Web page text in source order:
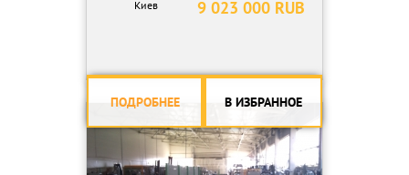
Электропитание: 3 фазы, 380 В, 50 Гц, 5 КВА
Габариты (Ш × Г × В):1452 x 1900 x 1500 мм (только корпус)
9 023 000 RUB
Киев
ПОДРОБНЕЕ В ИЗБРАННОЕ